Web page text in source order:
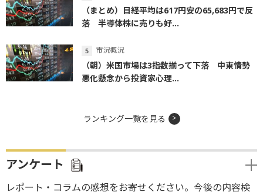
（まとめ）日経平均は617円安の65,683円で反
落 半導体株に売りも好...
市況概況
（朝）米国市場は3指数揃って下落 中東情勢
悪化懸念から投資家心理...
ランキング一覧を見る
アンケート
レポート・コラムの感想をお寄せください。今後の内容検